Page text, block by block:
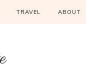
TRAVEL ABOUT